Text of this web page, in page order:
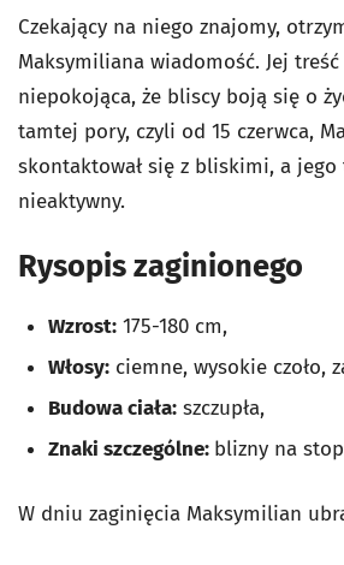
Czekający na niego znajomy,
Maksymiliana wiadomość. Jej
niepokojąca, że bliscy boją się o
tamtej pory, czyli od 15 czerwca,
skontaktował się z bliskimi, a
nieaktywny.
Rysopis zaginionego
Wzrost: 175-180 cm,
Włosy: ciemne, wysokie czoło,
Budowa ciała: szczupła,
Znaki szczególne: blizny na
W dniu zaginięcia Maksymilian